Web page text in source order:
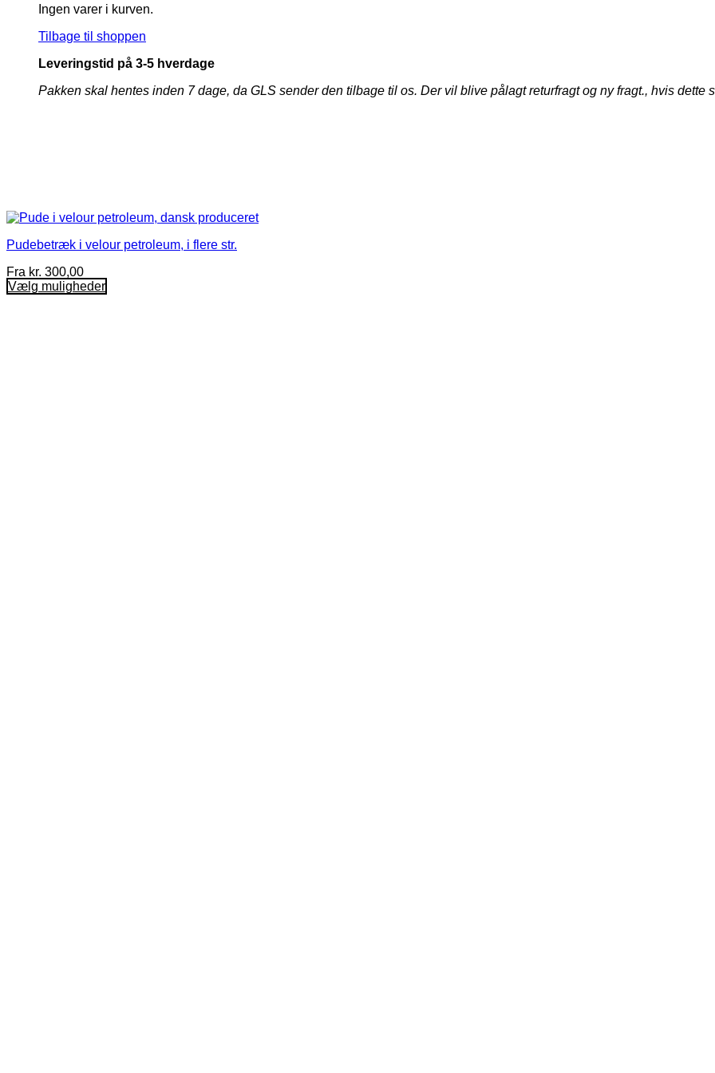
Ingen varer i kurven.
Tilbage til shoppen
Leveringstid på 3-5 hverdage
Pakken skal hentes inden 7 dage, da GLS sender den tilbage til os. Der vil blive pålagt returfragt og ny fragt., hvis dette
Pudebetræk i velour petroleum, i flere str.
Fra kr. 300,00
Vælg muligheder